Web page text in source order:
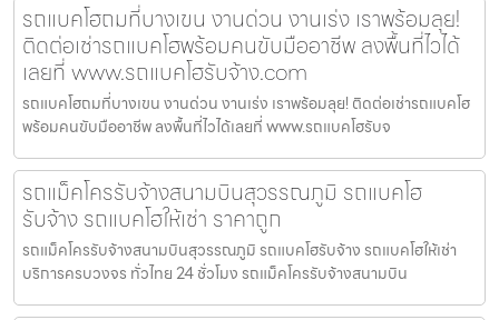
รถแบคโฮถมที่บางเขน งานด่วน งานเร่ง เราพร้อมลุย!
ติดต่อเช่ารถแบคโฮพร้อมคนขับมืออาชีพ ลงพื้นที่ไวได้
เลยที่ www.รถแบคโฮรับจ้าง.com
รถแบคโฮถมที่บางเขน งานด่วน งานเร่ง เราพร้อมลุย! ติดต่อเช่ารถแบคโฮ
พร้อมคนขับมืออาชีพ ลงพื้นที่ไวได้เลยที่ www.รถแบคโฮรับจ
รถแม็คโครรับจ้างสนามบินสุวรรณภูมิ รถแบคโฮ
รับจ้าง รถแบคโฮให้เช่า ราคาถูก
รถแม็คโครรับจ้างสนามบินสุวรรณภูมิ รถแบคโฮรับจ้าง รถแบคโฮให้เช่า
บริการครบวงจร ทั่วไทย 24 ชั่วโมง รถแม็คโครรับจ้างสนามบิน